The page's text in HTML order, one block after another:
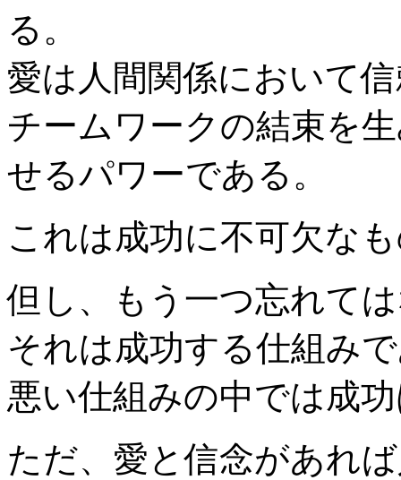
る。
愛は人間関係において
チームワークの結束を
せるパワーである。
これは成功に不可欠な
但し、もう一つ忘れて
それは成功する仕組み
悪い仕組みの中では成
ただ、愛と信念があれ